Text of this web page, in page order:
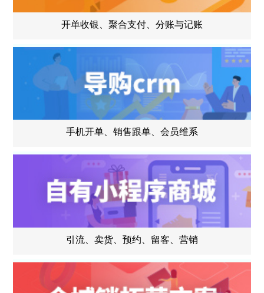
开单收银、聚合支付、分账与记账
手机开单、销售跟单、会员维系
引流、卖货、预约、留客、营销